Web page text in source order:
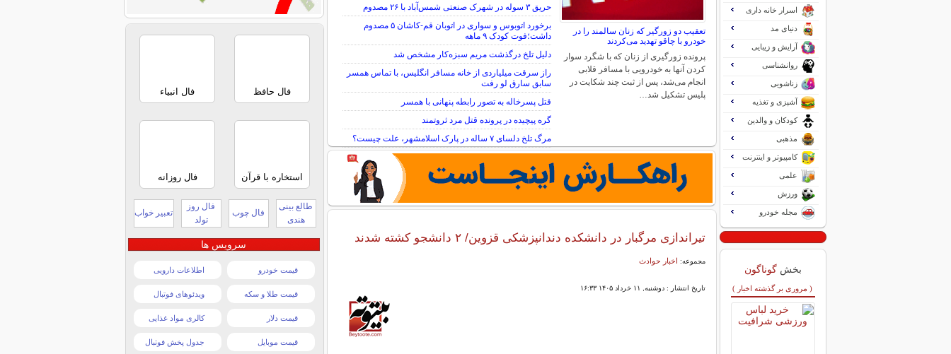
تعقیب دو زورگیر که زنان سالمند را در
خودرو با چاقو تهدید می‌کردند
پرونده زورگیری از زنان که با شگرد سوار
کردن آنها به خودرویی با مسافر قلابی
انجام می‌شد، پس از ثبت چند شکایت در
پلیس تشکیل شد…
حریق ۳ سوله در شهرک صنعتی شمس‌آباد با ۲۶ مصدوم
برخورد اتوبوس و سواری در اتوبان قم-کاشان ۵ مصدوم
داشت؛فوت کودک ۹ ماهه
دلیل تلخ درگذشت مریم سبزه‌کار مشخص شد
راز سرقت میلیاردی از خانه مسافر انگلیس، با تماس همسر
سابق سارق لو رفت
قتل پسرخاله به تصور رابطه پنهانی با همسر
گره پیچیده در پرونده قتل مرد ثروتمند
مرگ تلخ دلسای ۷ ساله در پارک اسلامشهر، علت چیست؟
تیراندازی مرگبار در دانشکده دندانپزشکی قزوین/ ۲ دانشجو کشته شدند
مجموعه: اخبار حوادث
تاریخ انتشار : دوشنبه, ۱۱ خرداد ۱۴۰۵ ۱۶:۳۳
اسرار خانه داری
دنیای مد
آرایش و زیبایی
روانشناسی
زناشویی
آشپزی و تغذیه
کودکان و والدین
مذهبی
کامپیوتر و اینترنت
علمی
ورزش
مجله خودرو
بخش گوناگون
( مروری بر گذشته اخبار )
فال حافظ فال انبیاء
استخاره با قرآن فال روزانه
طالع بینی
هندی
فال چوب
فال روز
تولد
تعبیر خواب
سرویس ها
قیمت خودرو اطلاعات دارویی
قیمت طلا و سکه ویدئوهای فوتبال
قیمت دلار کالری مواد غذایی
قیمت موبایل جدول پخش فوتبال